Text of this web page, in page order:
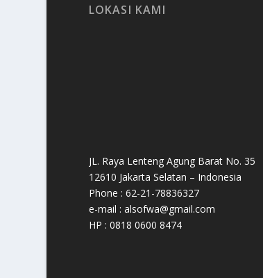
LOKASI KAMI
JL. Raya Lenteng Agung Barat No. 35
12610 Jakarta Selatan – Indonesia
Phone : 62-21-78836327
e-mail : alsofwa@gmail.com
HP : 0818 0600 8474